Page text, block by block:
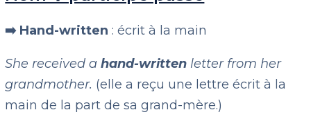
➡️ Hand-written : écrit à la main
She received ahand-written letter from her
grandmother. (elle a reçu une lettre écrit à la
main de la part de sa grand-mère.)